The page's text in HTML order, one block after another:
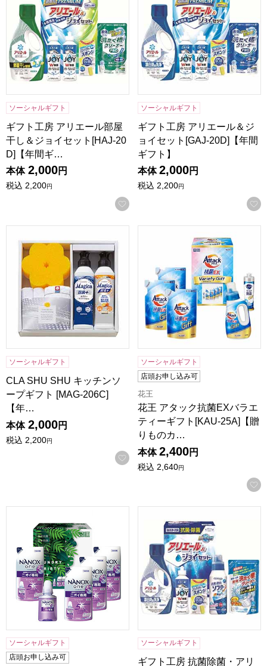
ソーシャルギフト
ギフト工房 アリエール部屋
干し＆ジョイセット[HAJ-20
D]【年間ギ…
本体 2,000円
税込 2,200円
お気に入りに登録する
ソーシャルギフト
ギフト工房 アリエール＆ジ
ョイセット[GAJ-20D]【年間
ギフト】
本体 2,000円
税込 2,200円
ソーシャルギフト
CLA SHU SHU キッチンソ
ープギフト [MAG-206C]
【年…
本体 2,000円
税込 2,200円
お気に入りに登録する
ソーシャルギフト
店頭お申し込み可
花王
花王 アタック抗菌EXバラエ
ティーギフト[KAU-25A]【贈
りものカ…
本体 2,400円
税込 2,640円
ソーシャルギフト
店頭お申し込み可
ソーシャルギフト
ギフト工房 抗菌除菌・アリ